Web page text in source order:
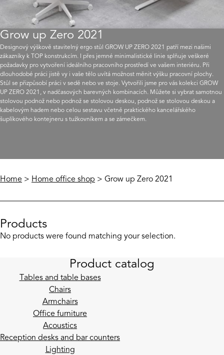
Grow up Zero 2021
Designový výškově stavitelný ergo stůl GROW UP ZERO 2021 patří mezi našimi
zákazníky k TOP konstrukcím. I přes jemné minimalistické linie splňuje veškeré
požadavky pro vytvoření ideálního pracovního prostředí ve vašem interiéru. Při
dlouhodobé práci jistě vy i vaše tělo uvítá možnost měnit výšku pracovní plochy.
Stůl se přizpůsobí práci v sedě nebo ve stoje. Vytvořili jsme pro vás kolekci GROW
UP ZERO 2021, v nadčasových barevných kombinacích. Můžete si vybrat samotnou
stolovou podnož nebo podnož se stolovou deskou, podnož se stolovou deskou a
kabelovým hadem nebo celou sestavu včetně praktického kancelářského
šuplíkového kontejneru s tužkovníkem a se zámečkem.
Home > Home office shop > Grow up Zero 2021
Products
No products were found matching your selection.
Product catalog
Tables and table bases
Chairs
Armchairs
Office furniture
Acoustics
Reception desks and bar counters
Lighting